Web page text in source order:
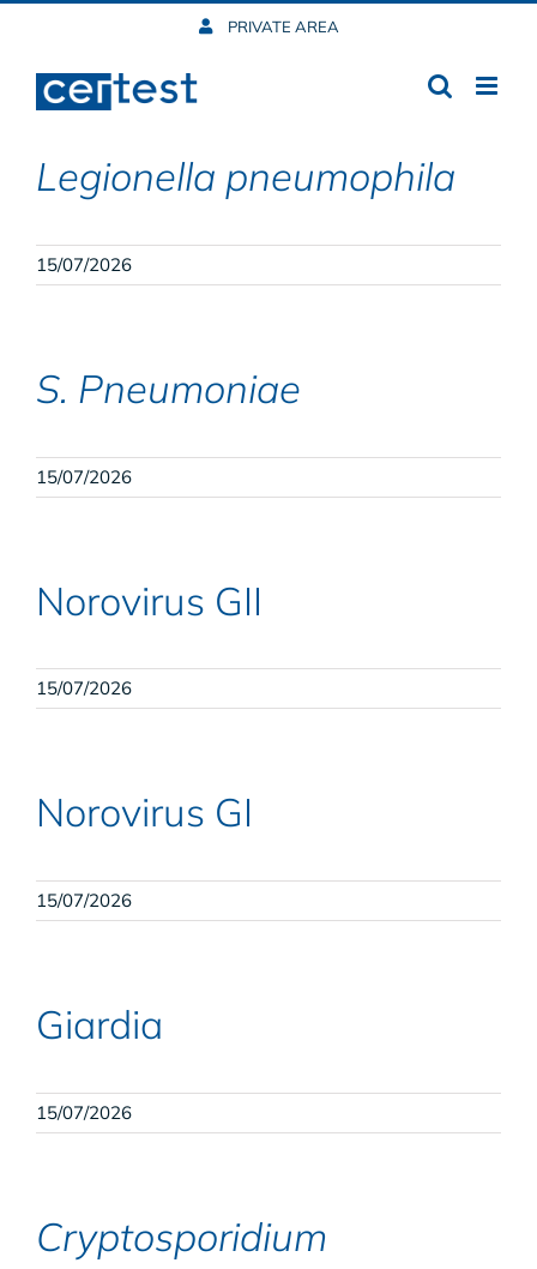
content
PRIVATE AREA
Legionella pneumophila
15/07/2026
S. Pneumoniae
15/07/2026
Norovirus GII
15/07/2026
Norovirus GI
15/07/2026
Giardia
15/07/2026
Cryptosporidium